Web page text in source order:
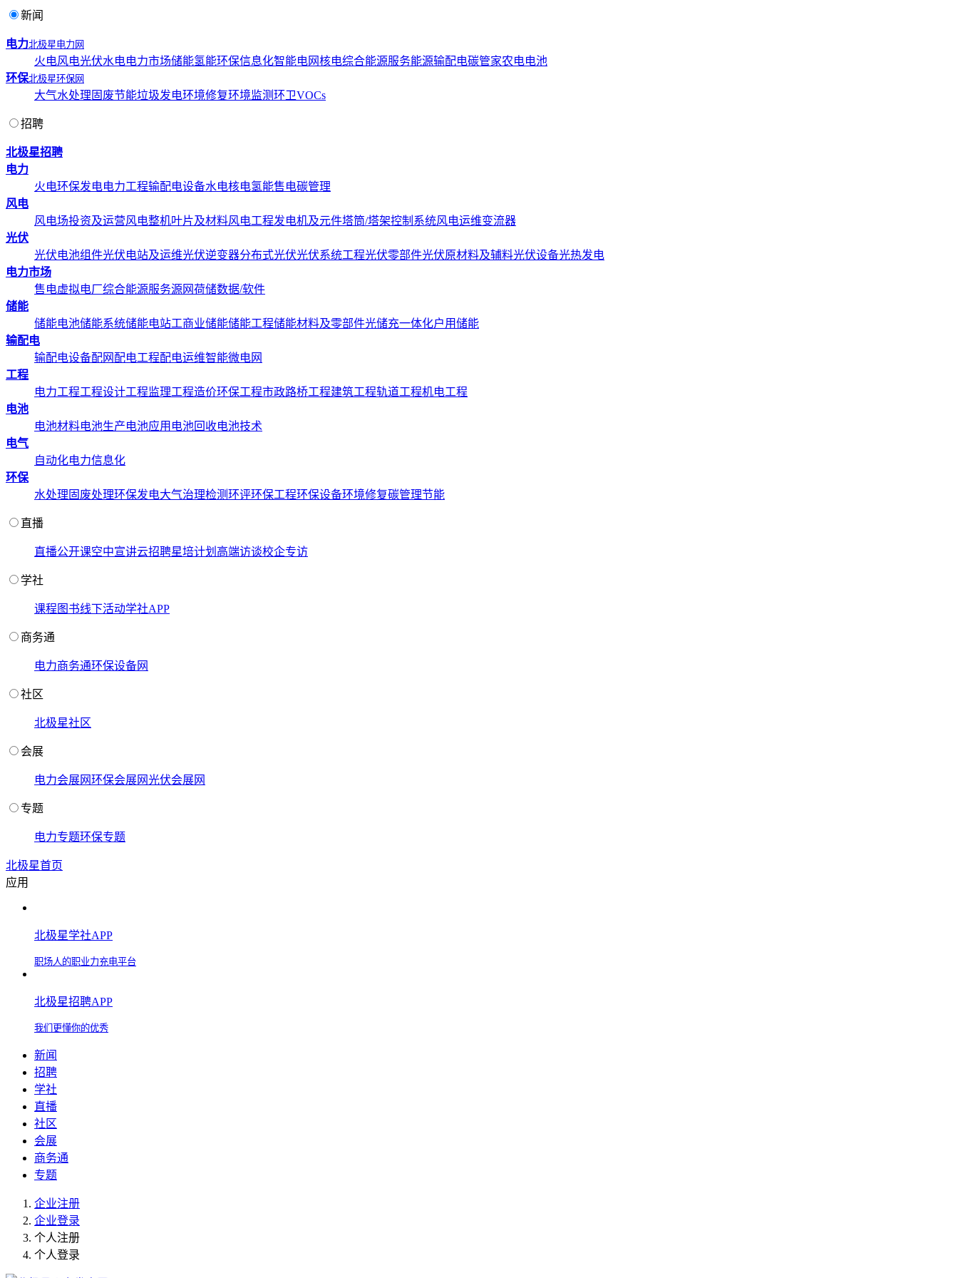
新闻
电力北极星电力网
火电风电光伏水电电力市场储能氢能环保信息化智能电网核电综合能源服务能源输配电碳管家农电电池
环保北极星环保网
大气水处理 固废节能垃圾发电环境修复环境监测环卫VOCs
招聘
北极星招聘
电力
火电环保发电电力工程输配电设备水电核电氢能售电碳管理
风电
风电场投资及运营风电整机叶片及材料风电工程发电机及元件塔筒/塔架控制系统风电运维变流器
光伏
光伏电池组件光伏电站及运维光伏逆变器分布式光伏光伏系统工程光伏零部件光伏原材料及辅料光伏设备光热发电
电力市场
售电虚拟电厂综合能源服务源网荷储数据/软件
储能
储能电池储能系统储能电站工商业储能储能工程储能材料及零部件光储充一体化户用储能
输配电
输配电设备配网配电工程配电运维智能微电网
工程
电力工程工程设计工程监理工程造价环保工程市政路桥工程建筑工程轨道工程机电工程
电池
电池材料电池生产电池应用 电池回收电池技术
电气
自动化电力信息化
环保
水处理 固废处理环保发电大气治理检测环评环保工程环保设备环境修复碳管理节能
直播
直播公开课空中宣讲云招聘星培计划 高端访谈校企专访
学社
课程 图书线下活动学社APP
商务通
电力商务通环保设备网
社区
北极星社区
会展
电力会展网环保会展网光伏会展网
专题
电力专题环保专题
北极星首页
应用
北极星学社APP
职场人的职业力充电平台
北极星招聘APP
我们更懂你的优秀
新闻
招聘
学社
直播
社区
会展
商务通
专题
企业注册
企业登录
个人注册
个人登录